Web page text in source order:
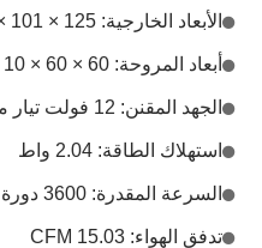
الأبعاد الخارجية: 125 × 101 × 13.5 مم
أبعاد المروحة: 60 × 60 × 10 مم
الجهد المقنن: 12 فولت تيار مستمر
استهلاك الطاقة: 2.04 واط
السرعة المقدرة: 3600 دورة في الدقيقة
تدفق الهواء: 15.03 CFM